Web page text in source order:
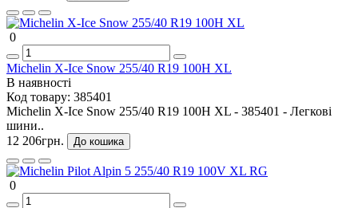
0
Michelin X-Ice Snow 255/40 R19 100H XL
В наявності
Код товару: 385401
Michelin X-Ice Snow 255/40 R19 100H XL - 385401 - Легкові
шини..
12 206грн.
До кошика
0